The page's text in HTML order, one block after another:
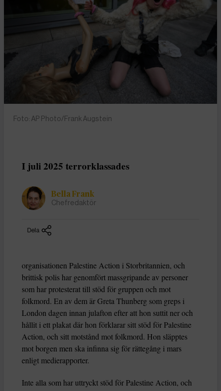
Foto: AP Photo/Frank Augstein
I juli 2025 terrorklassades
Bella Frank
Chefredaktör
Dela
organisationen Palestine Action i Storbritannien, och
brittisk polis har genomfört massgripande av personer
som har protesterat till stöd för gruppen och mot
folkmord. En av dem är Greta Thunberg som greps i
London dagen innan julafton efter att hon suttit ner och
hållit i ett plakat där hon förklarar sitt stöd för Palestine
Action, och sitt motstånd mot folkmord. Hon släpptes
mot borgen men ska infinna sig för rättegång i mars
enligt medierapporter.
Inte alla som har uttryckt stöd för Palestine Action, och